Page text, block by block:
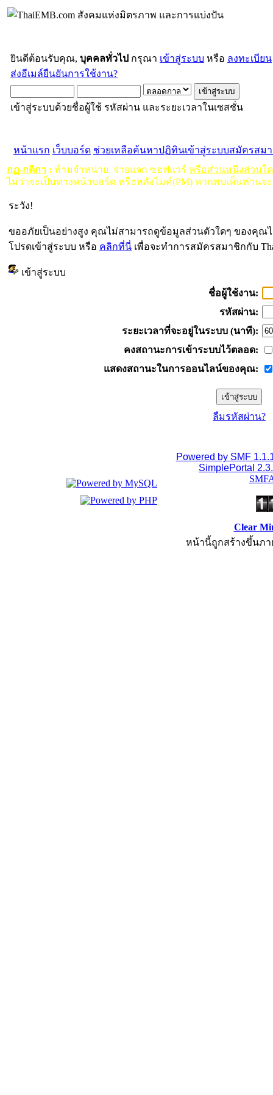
ยินดีต้อนรับคุณ, บุคคลทั่วไป กรุณา เข้าสู่ระบบ หรือ ลงทะเบียน
ส่งอีเมล์ยืนยันการใช้งาน?
เข้าสู่ระบบด้วยชื่อผู้ใช้ รหัสผ่าน และระยะเวลาในเซสชั่น
หน้าแรก เว็บบอร์ด ช่วยเหลือค้นหาปฏิทินเข้าสู่ระบบสมัครสม
กฏ-กติกา : ห้ามจำหน่าย, จ่ายแจก ซอฟแวร์ หรือส่วนหนึ่งส่วนใ
ไม่ว่าจะเป็นทางหน้าบอร์ด หรือหลังไมค์(PM) หากพบเห็นท่านจ
ระวัง!
ขออภัยเป็นอย่างสูง คุณไม่สามารถดูข้อมูลส่วนตัวใดๆ ของคุณ
โปรดเข้าสู่ระบบ หรือ คลิกที่นี่ เพื่อจะทำการสมัครสมาชิกกับ
เข้าสู่ระบบ
ชื่อผู้ใช้งาน:
รหัสผ่าน:
ระยะเวลาที่จะอยู่ในระบบ (นาที):
คงสถานะการเข้าระบบไว้ตลอด:
แสดงสถานะในการออนไลน์ของคุณ:
ลืมรหัสผ่าน?
Powered by SMF
SimplePortal
Clear
หน้านี้ถูกสร้างขึ้นภา